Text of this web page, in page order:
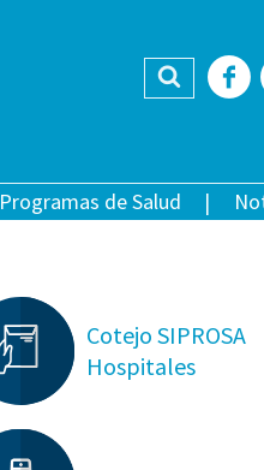
Buscar
Programas de Salud
Cotejo SIPROSA
Hospitales